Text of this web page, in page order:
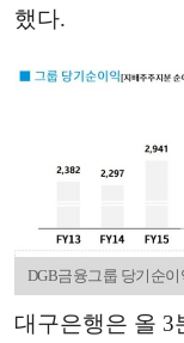
했다.
DGB금융그룹 당기순
대구은행은 올 3